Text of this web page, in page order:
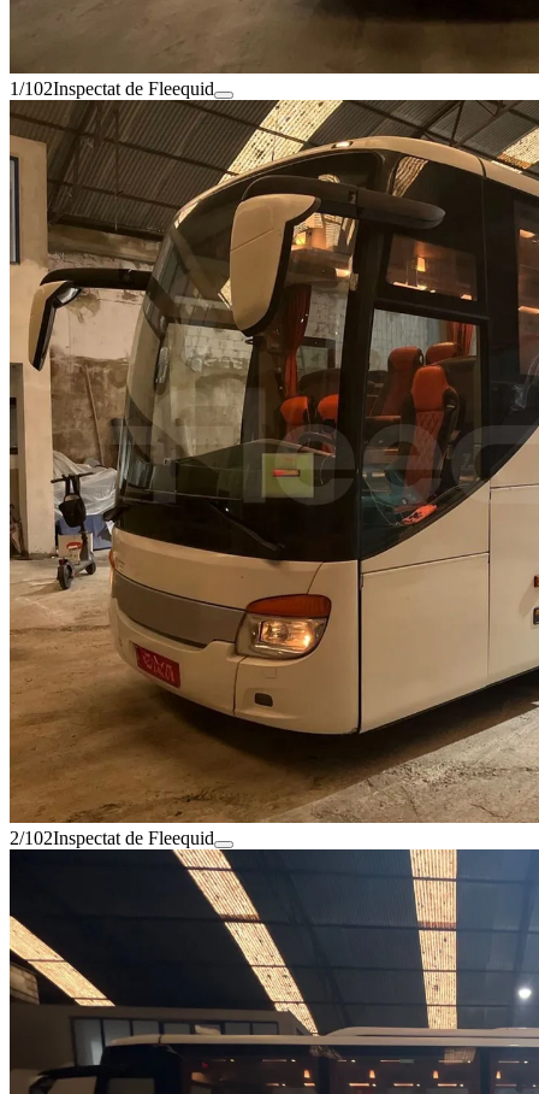
1/102Inspectat de Fleequid
2/102Inspectat de Fleequid